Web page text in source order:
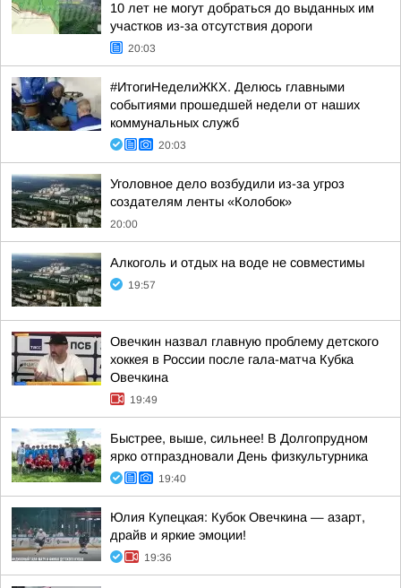
10 лет не могут добраться до выданных им
участков из-за отсутствия дороги
20:03
#ИтогиНеделиЖКХ. Делюсь главными
событиями прошедшей недели от наших
коммунальных служб
20:03
Уголовное дело возбудили из-за угроз
создателям ленты «Колобок»
20:00
Алкоголь и отдых на воде не совместимы
19:57
Овечкин назвал главную проблему детского
хоккея в России после гала-матча Кубка
Овечкина
19:49
Быстрее, выше, сильнее! В Долгопрудном
ярко отпраздновали День физкультурника
19:40
Юлия Купецкая: Кубок Овечкина — азарт,
драйв и яркие эмоции!
19:36